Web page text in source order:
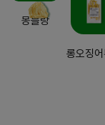
몽블랑
롱오징어